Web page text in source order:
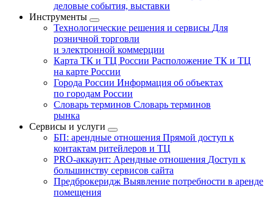
деловые события, выставки
Инструменты
Технологические решения и сервисы Для
розничной торговли
и электронной коммерции
Карта ТК и ТЦ России Расположение ТК и ТЦ
на карте России
Города России Информация об объектах
по городам России
Словарь терминов Словарь терминов
рынка
Сервисы и услуги
БП: арендные отношения Прямой доступ к
контактам ритейлеров и ТЦ
PRO-аккаунт: Арендные отношения Доступ к
большинству сервисов сайта
Предброкеридж Выявление потребности в аренде
помещения